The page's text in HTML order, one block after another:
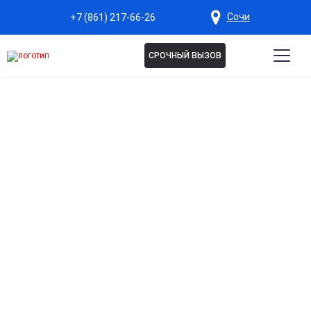
+7 (861) 217-66-26 Сочи
СРОЧНЫЙ ВЫЗОВ